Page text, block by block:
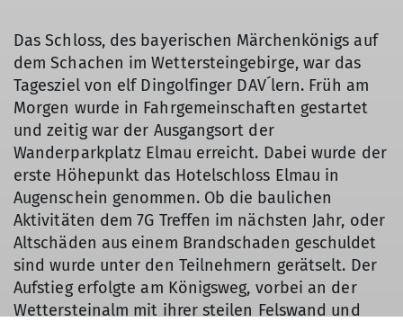
Das Schloss, des bayerischen Märchenkönigs auf
dem Schachen im Wettersteingebirge, war das
Tagesziel von elf Dingolfinger DAV´lern. Früh am
Morgen wurde in Fahrgemeinschaften gestartet
und zeitig war der Ausgangsort der
Wanderparkplatz Elmau erreicht. Dabei wurde der
erste Höhepunkt das Hotelschloss Elmau in
Augenschein genommen. Ob die baulichen
Aktivitäten dem 7G Treffen im nächsten Jahr, oder
Altschäden aus einem Brandschaden geschuldet
sind wurde unter den Teilnehmern gerätselt. Der
Aufstieg erfolgte am Königsweg, vorbei an der
Wettersteinalm mit ihrer steilen Felswand und